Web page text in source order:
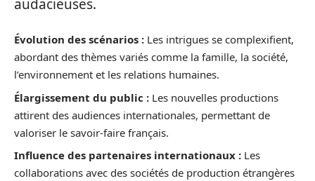
audacieuses.
Évolution des scénarios : Les intrigues se complexifient,
abordant des thèmes variés comme la famille, la société,
l’environnement et les relations humaines.
Élargissement du public : Les nouvelles productions
attirent des audiences internationales, permettant de
valoriser le savoir-faire français.
Influence des partenaires internationaux : Les
collaborations avec des sociétés de production étrangères